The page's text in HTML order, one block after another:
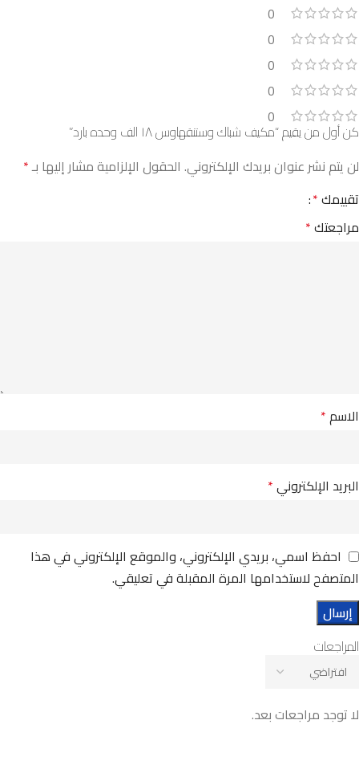
0
0
0
0
0
المراجعات
لا توجد مراجعات بعد.
كن أول من يقيم “مكيف شباك وستنقهاوس ١٨ الف وحده بارد”
لن يتم نشر عنوان بريدك الإلكتروني. الحقول الإلزامية مشار إليها بـ*
تقييمك*
مراجعتك*
الاسم*
البريد الإلكتروني*
احفظ اسمي، بريدي الإلكتروني، والموقع الإلكتروني في هذا
المتصفح لاستخدامها المرة المقبلة في تعليقي.